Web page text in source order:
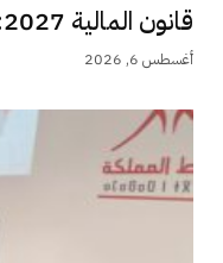
قانون المالية 2027: أخنوش يبقي على دعم...
أغسطس 6, 2026